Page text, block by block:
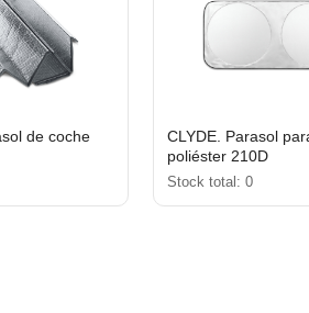
de coche
CLYDE. Parasol
poliéster 210D
Stock total: 0